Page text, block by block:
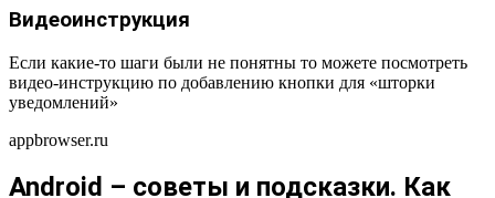
Видеоинструкция
Если какие-то шаги были не понятны то можете посмотреть
видео-инструкцию по добавлению кнопки для «шторки
уведомлений»
appbrowser.ru
Android – советы и подсказки. Как